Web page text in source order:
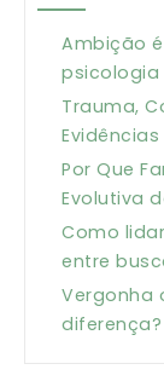
Ambição
psicologia
Trauma,
Por Que
Evolutiva
Como
entre
Vergonha
diferença?